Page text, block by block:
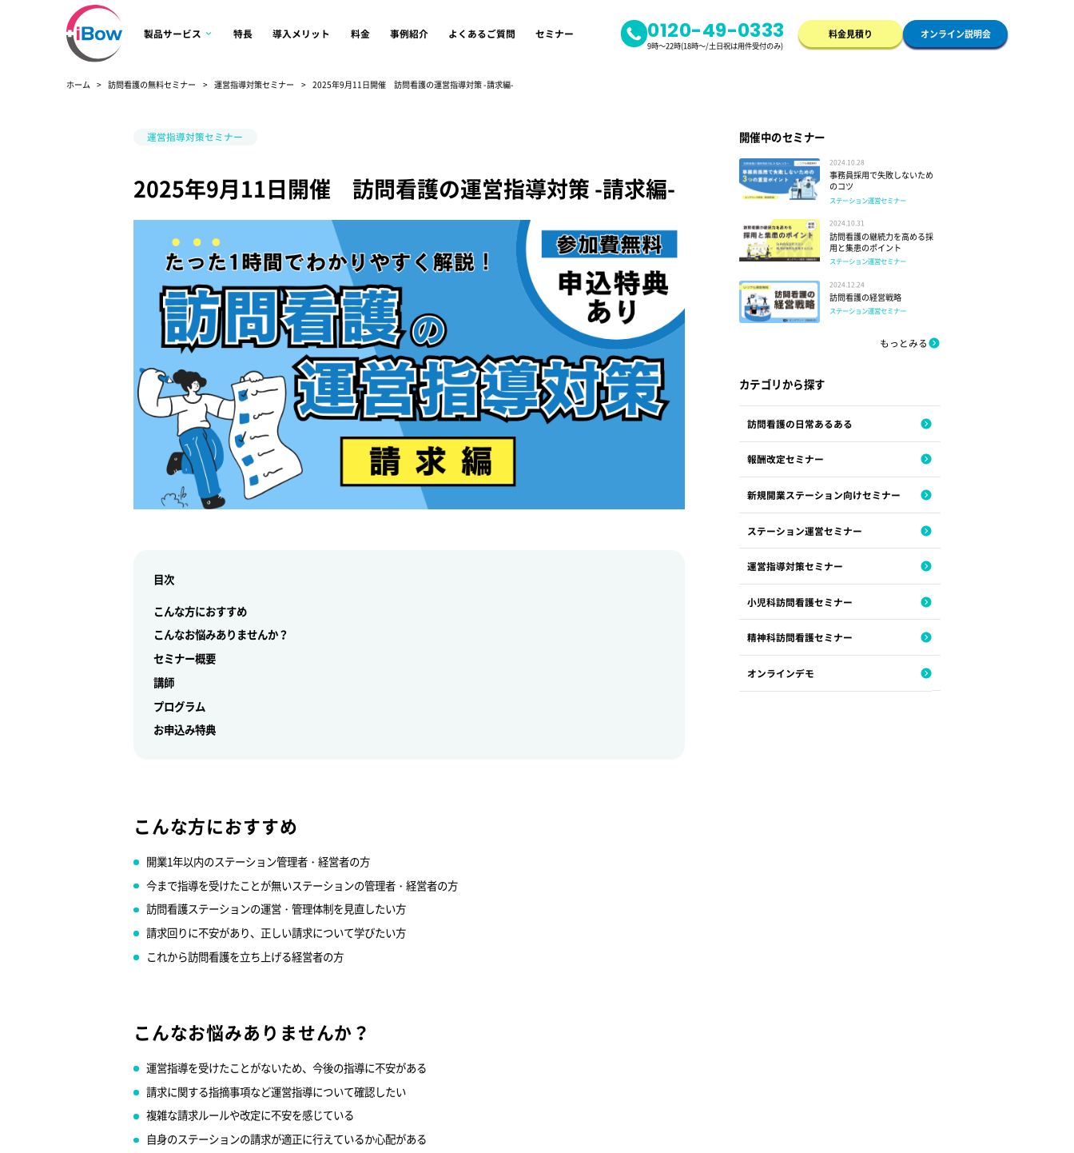
製品サービス 特長 導入メリット 料金 事例紹介 よくあるご質問 セミナー 0120-49-0333
9時～22時(18時～/土日祝は用件受付のみ)
料金見積り オンライン説明会
ホーム 訪問看護の無料セミナー 運営指導対策セミナー 2025年9月11日開催 訪問看護の運営指導対策 -請求編-
運営指導対策セミナー
2025年9月11日開催 訪問看護の運営指導対策 -請求編-
目次
こんな方におすすめ
こんなお悩みありませんか？
セミナー概要
講師
プログラム
お申込み特典
こんな方におすすめ
開業1年以内のステーション管理者・経営者の方
今まで指導を受けたことが無いステーションの管理者・経営者の方
訪問看護ステーションの運営・管理体制を見直したい方
請求回りに不安があり、正しい請求について学びたい方
これから訪問看護を立ち上げる経営者の方
こんなお悩みありませんか？
運営指導を受けたことがないため、今後の指導に不安がある
請求に関する指摘事項など運営指導について確認したい
複雑な請求ルールや改定に不安を感じている
自身のステーションの請求が適正に行えているか心配がある
開催中のセミナー
2024.10.28
事務員採用で失敗しないため
のコツ
ステーション運営セミナー
2024.10.31
訪問看護の継続力を高める採
用と集患のポイント
ステーション運営セミナー
2024.12.24
訪問看護の経営戦略
ステーション運営セミナー
もっとみる
カテゴリから探す
訪問看護の日常あるある
報酬改定セミナー
新規開業ステーション向けセミナー
ステーション運営セミナー
運営指導対策セミナー
小児科訪問看護セミナー
精神科訪問看護セミナー
オンラインデモ